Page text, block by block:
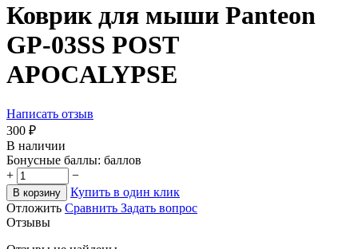
Коврик для мыши Panteon
GP-03SS POST
APOCALYPSE
Написать отзыв
‍300‍ ₽
В наличии
Бонусные баллы: баллов
+
−
В корзину
Купить в один клик
Отложить Сравнить Задать вопрос
Отзывы